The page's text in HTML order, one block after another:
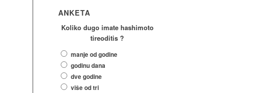
ANKETA
Koliko dugo imate hashimoto
tireoditis ?
manje od godine
godinu dana
dve godine
više od tri